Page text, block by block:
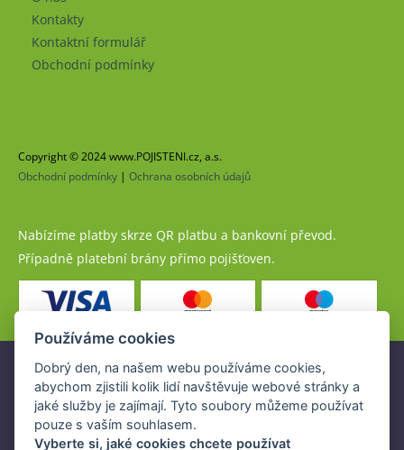
Kontakty
Kontaktní formulář
Obchodní podmínky
Copyright © 2024 www.POJISTENI.cz, a.s.
Obchodní podmínky | Ochrana osobních údajů
Nabízíme platby skrze QR platbu a bankovní převod.
Případně platební brány přímo pojišťoven.
Pojistné produkty jsou nabízeny společností
www.POJISTENI.cz, a.s. na základě platné licence České
národní banky (ČNB).
Licence ČNB umožňuje www.POJISTENI.cz, a.s. poskytovat
Používáme cookies
Dobrý den, na našem webu používáme cookies,
abychom zjistili kolik lidí navštěvuje webové stránky a
jaké služby je zajímají. Tyto soubory můžeme používat
pouze s vaším souhlasem.
Vyberte si, jaké cookies chcete používat